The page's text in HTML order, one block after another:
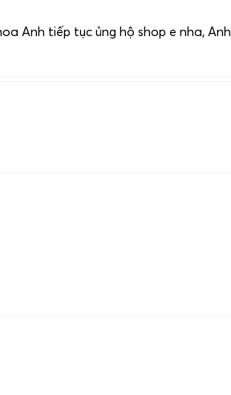
Anh tiếp tục ủng hộ shop e nha,